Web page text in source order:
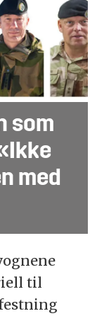
som
med
til